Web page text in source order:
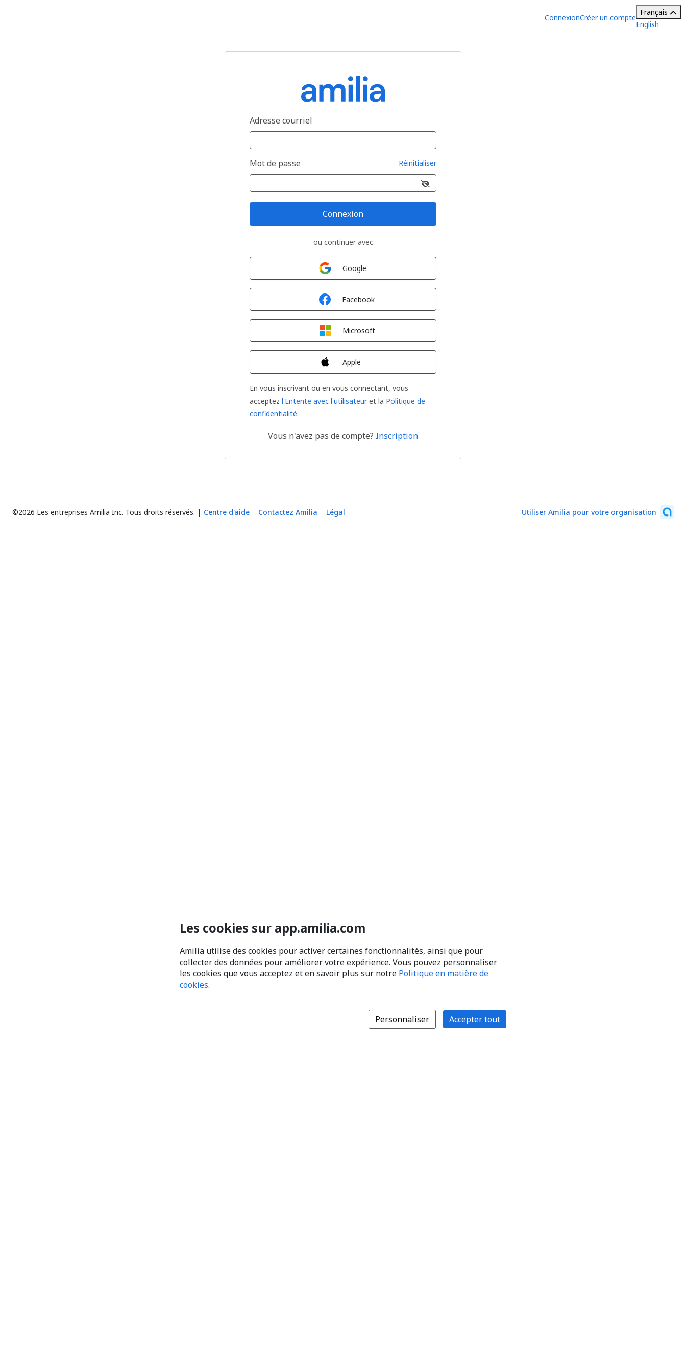
ConnexionCréer un compte
Français
English
Adresse courriel
Mot de passe Réinitialiser
Connexion
ou continuer avec
Google
Facebook
Microsoft
Apple
En vous inscrivant ou en vous connectant, vous
acceptez l'Entente avec l'utilisateuret la Politique de
confidentialité.
Vous n'avez pas de compte? Inscription
©2026 Les entreprises Amilia Inc. Tous droits réservés. Centre d'aide Contactez Amilia Légal Utiliser Amilia pour votre organisation
Les cookies sur app.amilia.com
Amilia utilise des cookies pour activer certaines fonctionnalités, ainsi que pour
collecter des données pour améliorer votre expérience. Vous pouvez personnaliser
les cookies que vous acceptez et en savoir plus sur notre Politique en matière de
cookies.
Personnaliser Accepter tout